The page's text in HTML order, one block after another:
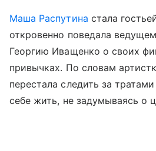
Маша Распутина стала
откровенно поведала
Георгию Иващенко о своих
привычках. По словам
перестала следить за
себе жить, не задумываясь о